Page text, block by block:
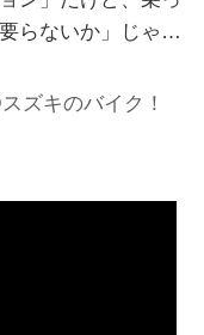
らないか」じゃな
そして、自分には
GSX-S1000GX』
ズキのバイク！